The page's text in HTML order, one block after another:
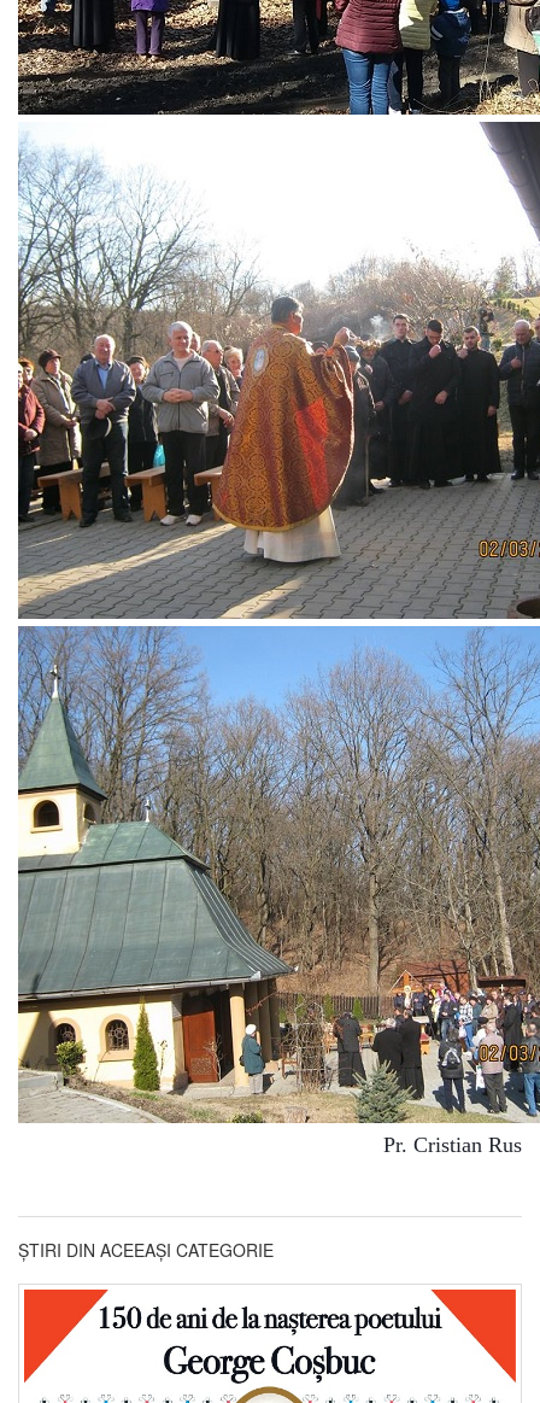
Pr. Cristian Rus
ȘTIRI DIN ACEEAȘI CATEGORIE